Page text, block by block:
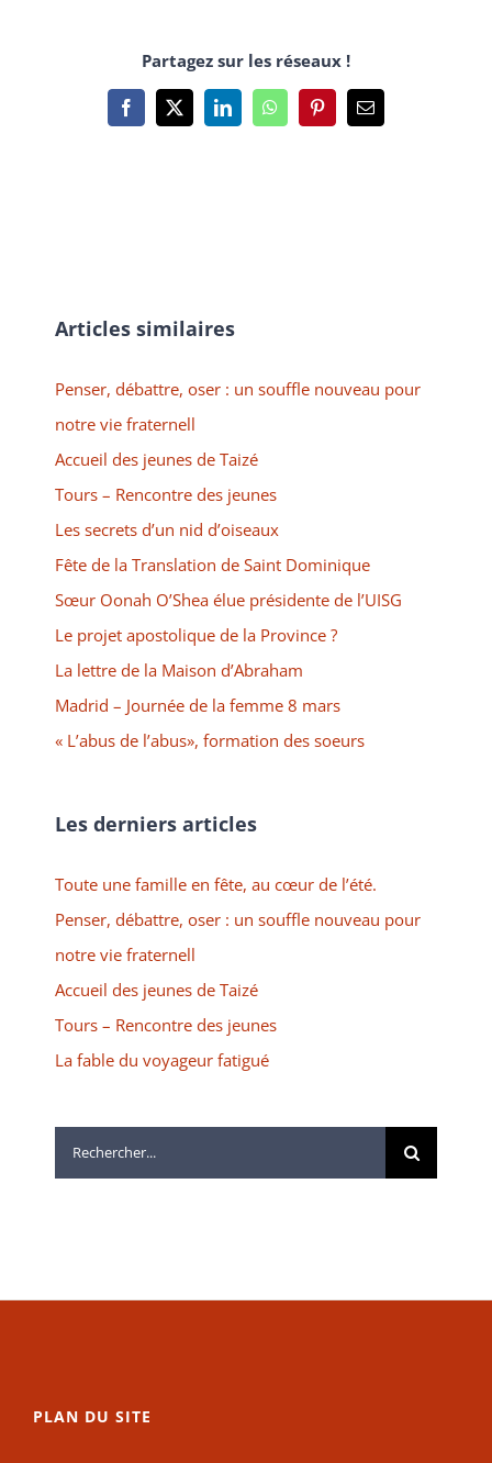
Partagez sur les réseaux !
Facebook
X LinkedInWhatsAppPinterestEmail
Articles similaires
Penser, débattre, oser : un souffle nouveau pour
notre vie fraternell
Accueil des jeunes de Taizé
Tours – Rencontre des jeunes
Les secrets d’un nid d’oiseaux
Fête de la Translation de Saint Dominique
Sœur Oonah O’Shea élue présidente de l’UISG
Le projet apostolique de la Province ?
La lettre de la Maison d’Abraham
Madrid – Journée de la femme 8 mars
« L’abus de l’abus», formation des soeurs
Les derniers articles
Toute une famille en fête, au cœur de l’été.
Penser, débattre, oser : un souffle nouveau pour
notre vie fraternell
Accueil des jeunes de Taizé
Tours – Rencontre des jeunes
La fable du voyageur fatigué
Rechercher:
PLAN DU SITE